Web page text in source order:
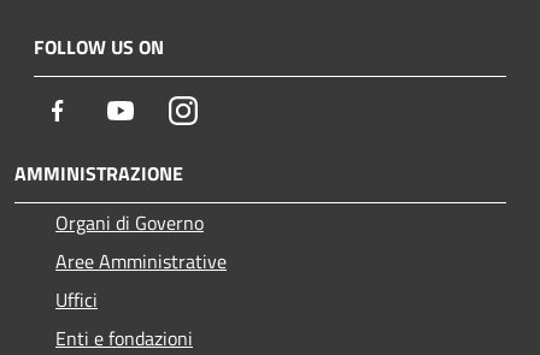
FOLLOW US ON
Facebook YoutubeInstagram
AMMINISTRAZIONE
Organi di Governo
Aree Amministrative
Uffici
Enti e fondazioni